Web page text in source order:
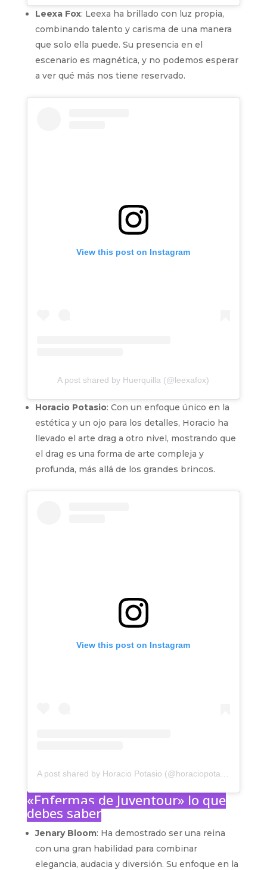
Leexa Fox: Leexa ha brillado con luz propia,
combinando talento y carisma de una manera
que solo ella puede. Su presencia en el
escenario es magnética, y no podemos esperar
a ver qué más nos tiene reservado.
View this post on Instagram
A post shared by Huerquilla (@leexafox)
Horacio Potasio: Con un enfoque único en la
estética y un ojo para los detalles, Horacio ha
llevado el arte drag a otro nivel, mostrando que
el drag es una forma de arte compleja y
profunda, más allá de los grandes brincos.
View this post on Instagram
«Enfermas de Juventour» lo que
debes saber
Jenary Bloom: Ha demostrado ser una reina
con una gran habilidad para combinar
elegancia, audacia y diversión. Su enfoque en la